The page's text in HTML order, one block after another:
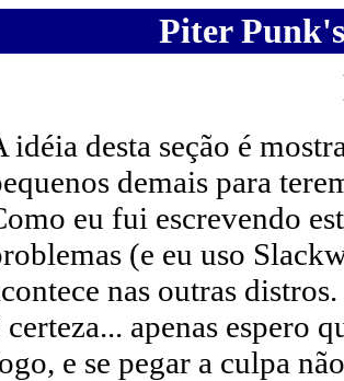
Piter
idéia desta seção é
demais para
eu fui escrevendo
(e eu uso
nas outras
certeza... apenas espero
e se pegar a culpa